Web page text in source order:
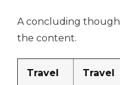
A concluding
the content.
Travel
Travel